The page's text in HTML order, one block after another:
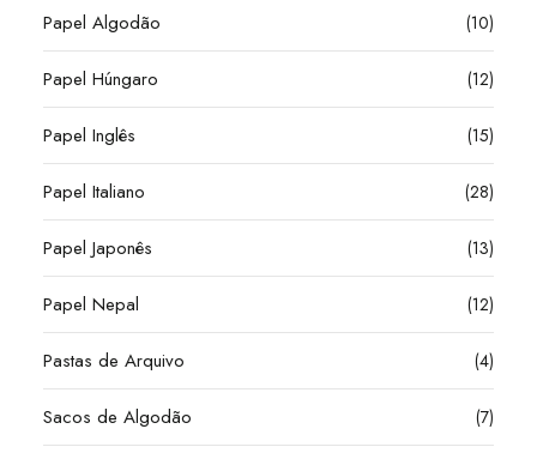
Papel Algodão (10)
Papel Húngaro (12)
Papel Inglês (15)
Papel Italiano (28)
Papel Japonês (13)
Papel Nepal (12)
Pastas de Arquivo (4)
Sacos de Algodão (7)